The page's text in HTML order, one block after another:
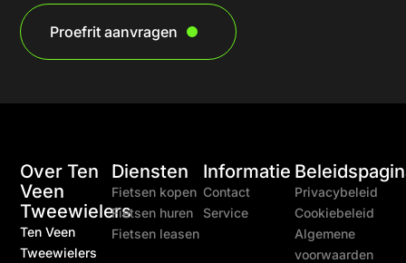
Proefrit aanvragen
Over Ten
Veen
Tweewielers
Ten Veen
Tweewielers
Diensten
Fietsen kopen
Fietsen huren
Fietsen leasen
Informatie
Contact
Service
Privacybeleid
Cookiebeleid
Algemene
voorwaarden